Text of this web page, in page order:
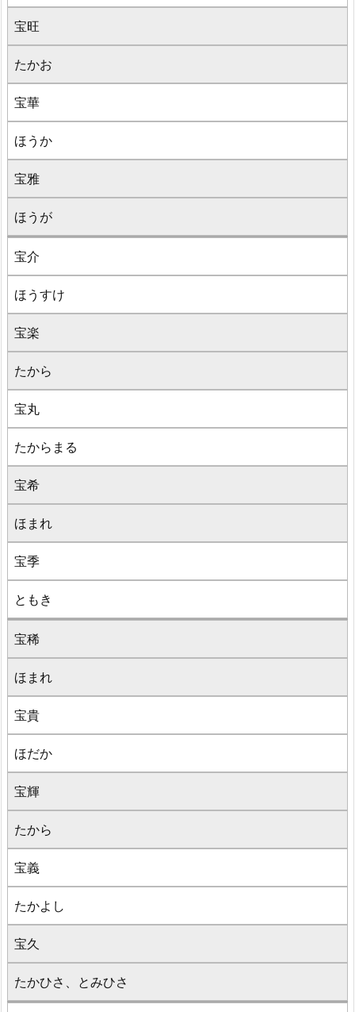
宝旺
たかお
宝華
ほうか
宝雅
ほうが
宝介
ほうすけ
宝楽
たから
宝丸
たからまる
宝希
ほまれ
宝季
ともき
宝稀
ほまれ
宝貴
ほだか
宝輝
たから
宝義
たかよし
宝久
たかひさ、とみひさ